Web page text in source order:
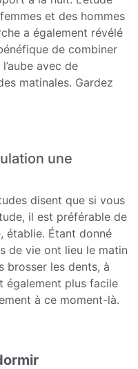
et des hommes
a également révélé
de combiner
avec de
matinales. Gardez
une
disent que si vous
il est préférable de
établie. Étant donné
de vie ont lieu le matin
brosser les dents, à
également plus facile
à ce moment-là.